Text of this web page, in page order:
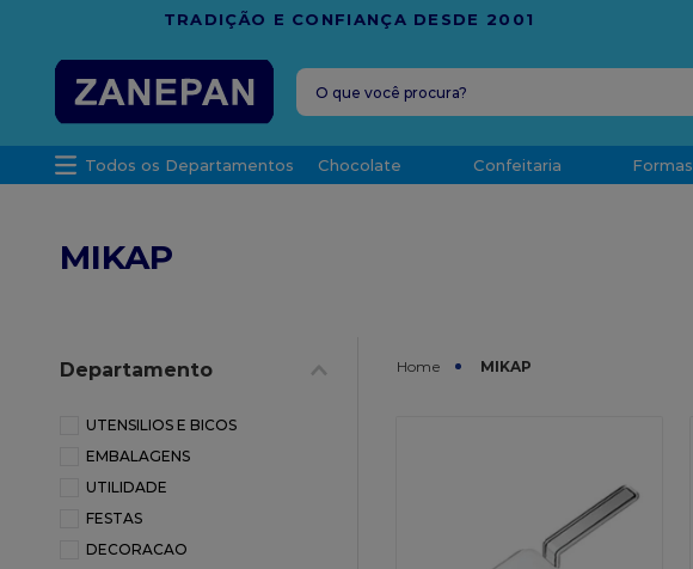
FRETE GRÁTIS
O que você procura?
Todos os Departamentos Chocolate Confeitaria Formas
MIKAP
Departamento
UTENSILIOS E BICOS
EMBALAGENS
UTILIDADE
FESTAS
DECORACAO
MIKAP
vela